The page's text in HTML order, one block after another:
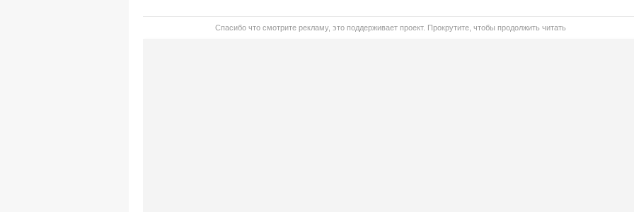
Спасибо что смотрите рекламу, это поддерживает проект. Прокрутите, чтобы продолжить читать